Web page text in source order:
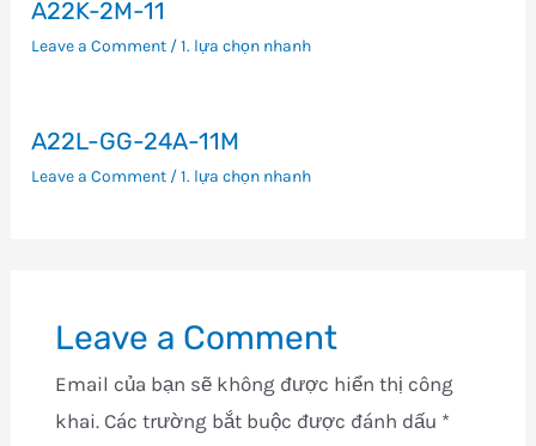
A22K-2M-11
Leave a Comment /1. lựa chọn nhanh
A22L-GG-24A-11M
Leave a Comment /1. lựa chọn nhanh
Leave a Comment
Email của bạn sẽ không được hiển thị công
khai. Các trường bắt buộc được đánh dấu *